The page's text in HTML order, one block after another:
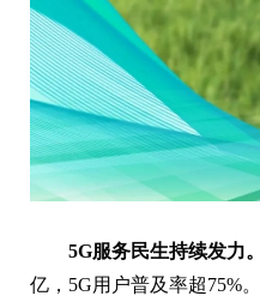
5G服务民生持续发力。
亿，5G用户普及率超75%